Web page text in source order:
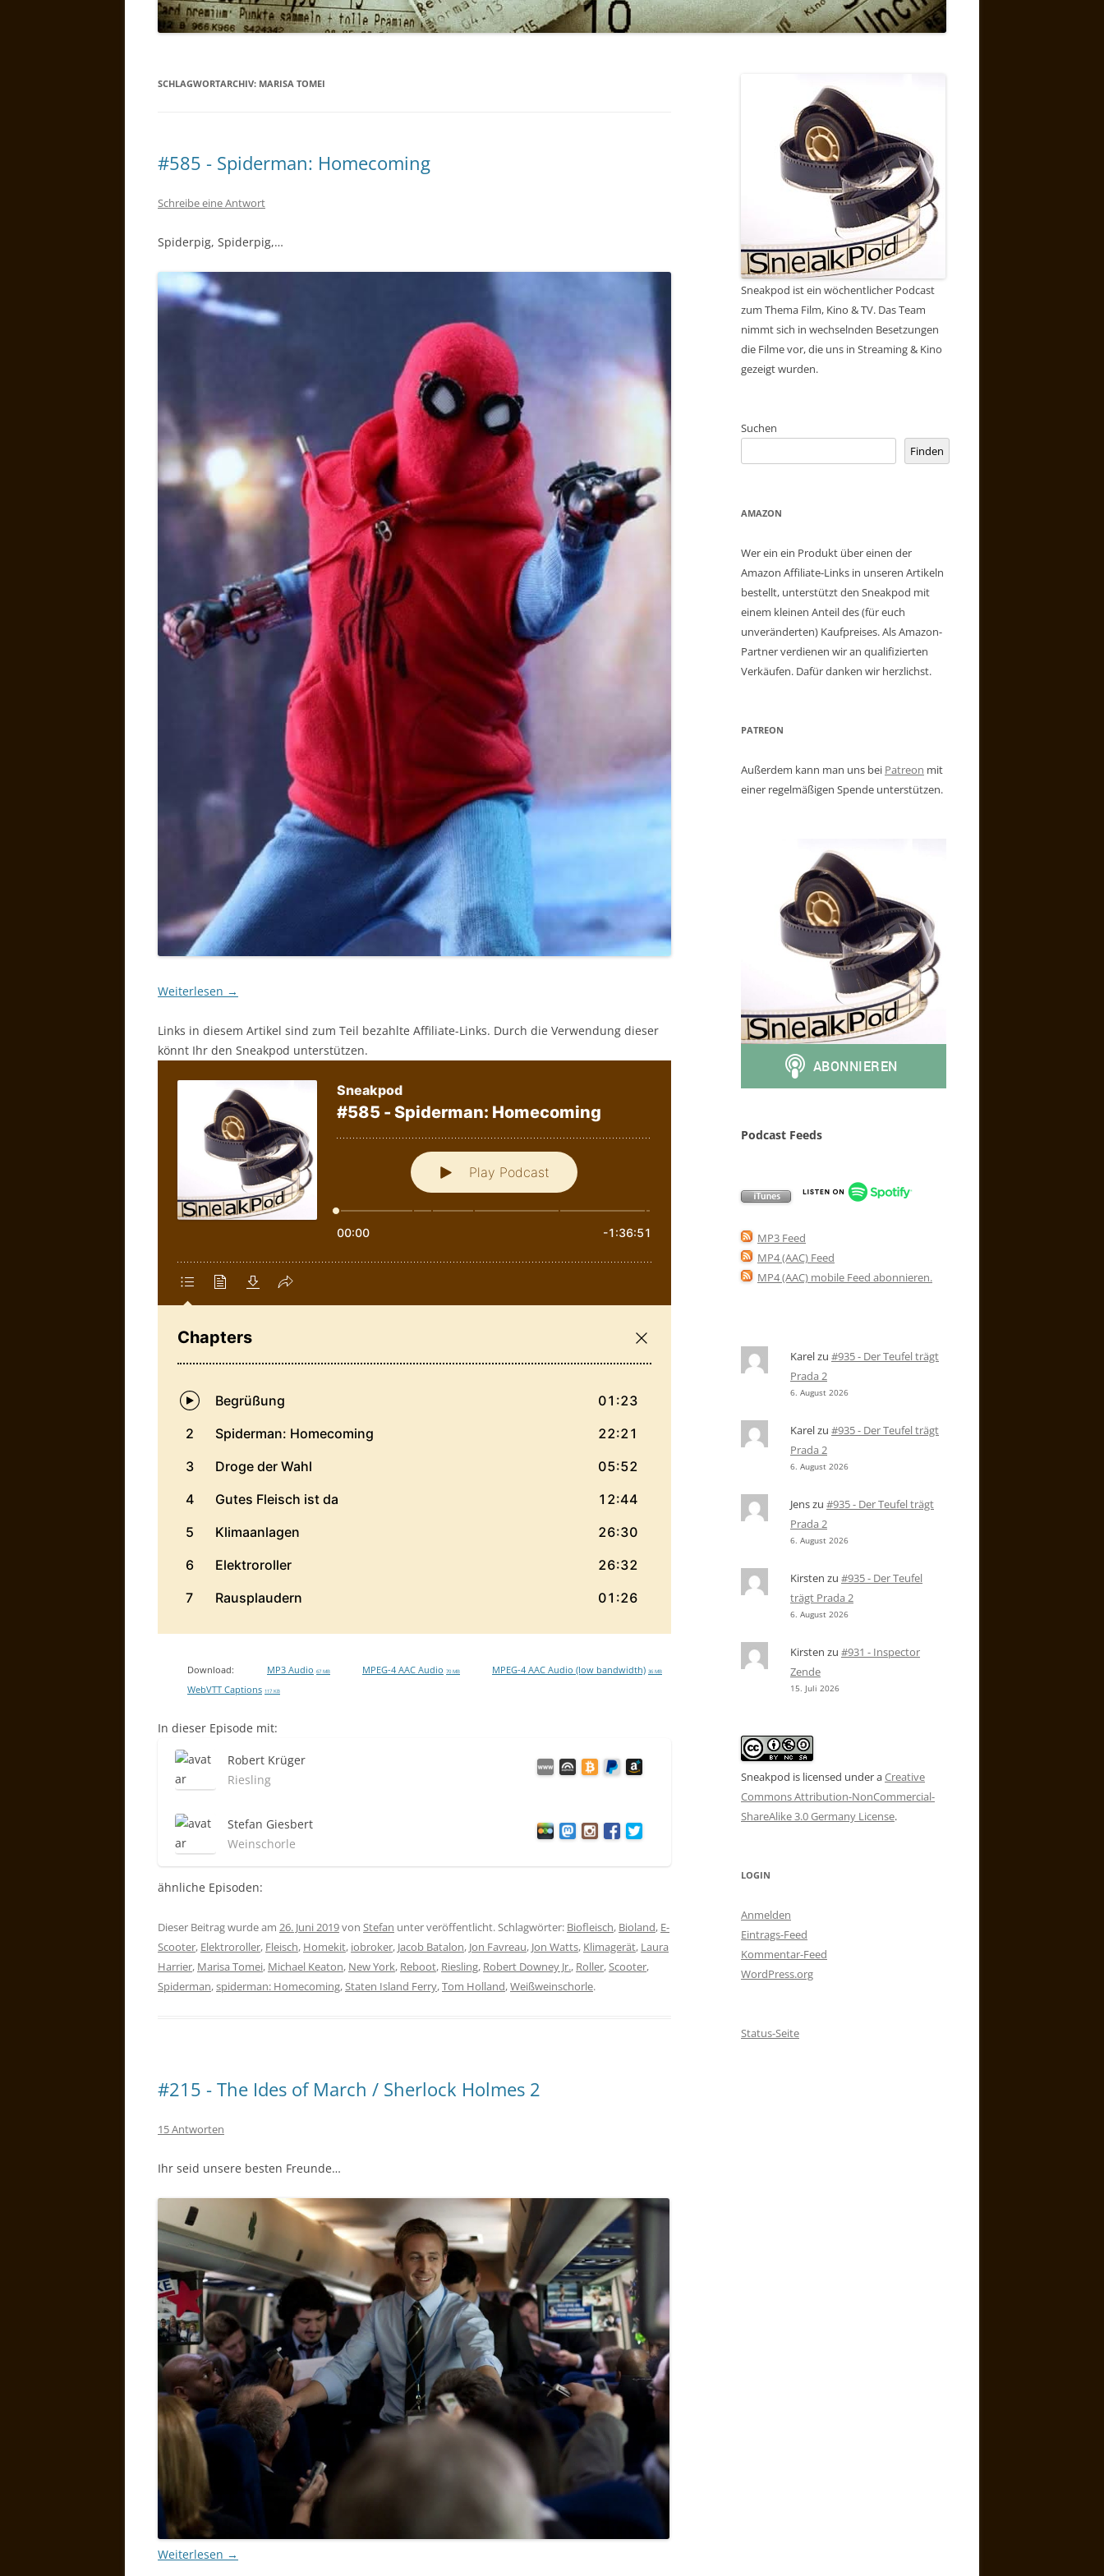
SCHLAGWORTARCHIV: MARISA TOMEI
#585 - Spiderman: Homecoming
Schreibe eine Antwort
Spiderpig, Spiderpig,…
Weiterlesen →
Links in diesem Artikel sind zum Teil bezahlte Affiliate-Links. Durch die Verwendung dieser
könnt Ihr den Sneakpod unterstützen.
Download: MP3 Audio 67 MB MPEG-4 AAC Audio 70 MB MPEG-4 AAC Audio (low bandwidth) 36 MB
WebVTT Captions 117 KB
In dieser Episode mit:
Robert Krüger
Riesling
Stefan Giesbert
Weinschorle
ähnliche Episoden:
Dieser Beitrag wurde am 26. Juni 2019von Stefan unter veröffentlicht. Schlagwörter: Biofleisch, Bioland, E-
Scooter, Elektroroller, Fleisch, Homekit, iobroker, Jacob Batalon, Jon Favreau, Jon Watts, Klimagerät, Laura
Harrier, Marisa Tomei, Michael Keaton, New York, Reboot, Riesling, Robert Downey Jr., Roller,Scooter,
Spiderman,spiderman: Homecoming,Staten Island Ferry,Tom Holland,Weißweinschorle.
#215 - The Ides of March / Sherlock Holmes 2
15 Antworten
Ihr seid unsere besten Freunde…
Weiterlesen →
Sneakpod ist ein wöchentlicher Podcast
zum Thema Film, Kino & TV. Das Team
nimmt sich in wechselnden Besetzungen
die Filme vor, die uns in Streaming & Kino
gezeigt wurden.
Suchen
Finden
AMAZON
Wer ein ein Produkt über einen der
Amazon Affiliate-Links in unseren Artikeln
bestellt, unterstützt den Sneakpod mit
einem kleinen Anteil des (für euch
unveränderten) Kaufpreises. Als Amazon-
Partner verdienen wir an qualifizierten
Verkäufen. Dafür danken wir herzlichst.
PATREON
Außerdem kann man uns bei Patreon mit
einer regelmäßigen Spende unterstützen.
Podcast Feeds
MP3 Feed
MP4 (AAC) Feed
MP4 (AAC) mobile Feed abonnieren.
Karelzu #935 - Der Teufel trägt
Prada 2
6. August 2026
Karelzu #935 - Der Teufel trägt
Prada 2
6. August 2026
Jenszu #935 - Der Teufel trägt
Prada 2
6. August 2026
Kirsten zu #935 - Der Teufel
trägt Prada 2
6. August 2026
Kirsten zu #931 - Inspector
Zende
15. Juli 2026
Sneakpod is licensed under aCreative
Commons Attribution-NonCommercial-
ShareAlike 3.0 Germany License.
LOGIN
Anmelden
Eintrags-Feed
Kommentar-Feed
WordPress.org
Status-Seite